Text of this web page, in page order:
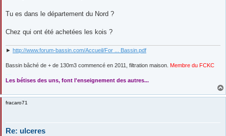
g
Tu es dans le département du Nord ?
Chez qui ont été achetées les kois ?
► http://www.forum-bassin.com/Accueil/For ... Bassin.pdf
Bassin bâché de + de 130m3 commencé en 2011, filtration maison. Membre du FCKC
Les bétises des uns, font l'enseignement des autres...
fracaro71
Re: ulceres